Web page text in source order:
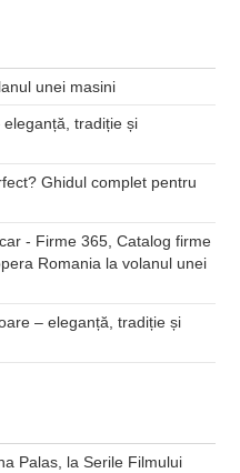
unei masini
tradiție și
Ghidul complet pentru
- Firme 365, Catalog firme
Romania la volanul unei
– eleganță, tradiție și
Palas, la Serile Filmului